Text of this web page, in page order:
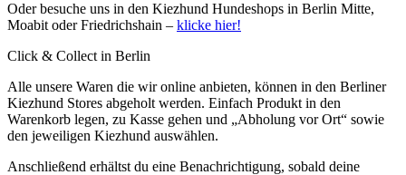
Oder besuche uns in den Kiezhund Hundeshops in Berlin Mitte,
Moabit oder Friedrichshain – klicke hier!
Click & Collect in Berlin
Alle unsere Waren die wir online anbieten, können in den Berliner
Kiezhund Stores abgeholt werden. Einfach Produkt in den
Warenkorb legen, zu Kasse gehen und „Abholung vor Ort“ sowie
den jeweiligen Kiezhund auswählen.
Anschließend erhältst du eine Benachrichtigung, sobald deine